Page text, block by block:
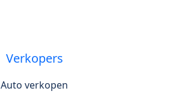
Verkopers
Auto verkopen